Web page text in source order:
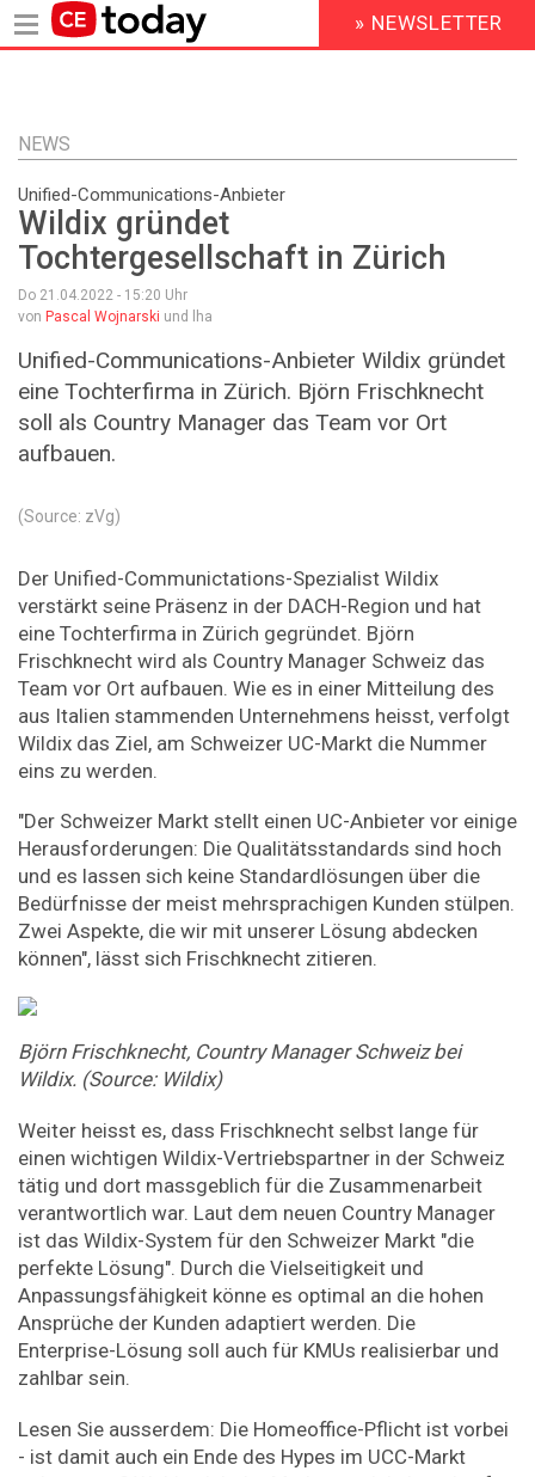
Inhalt
HEADER
MENU
» NEWSLETTER
NEWS
Unified-Communications-Anbieter
Wildix gründet
Tochtergesellschaft in Zürich
Do 21.04.2022 - 15:20 Uhr
von Pascal Wojnarski und lha
Unified-Communications-Anbieter Wildix gründet
eine Tochterfirma in Zürich. Björn Frischknecht
soll als Country Manager das Team vor Ort
aufbauen.
(Source: zVg)
Der Unified-Communictations-Spezialist Wildix
verstärkt seine Präsenz in der DACH-Region und hat
eine Tochterfirma in Zürich gegründet. Björn
Frischknecht wird als Country Manager Schweiz das
Team vor Ort aufbauen. Wie es in einer Mitteilung des
aus Italien stammenden Unternehmens heisst, verfolgt
Wildix das Ziel, am Schweizer UC-Markt die Nummer
eins zu werden.
"Der Schweizer Markt stellt einen UC-Anbieter vor einige
Herausforderungen: Die Qualitätsstandards sind hoch
und es lassen sich keine Standardlösungen über die
Bedürfnisse der meist mehrsprachigen Kunden stülpen.
Zwei Aspekte, die wir mit unserer Lösung abdecken
können", lässt sich Frischknecht zitieren.
Björn Frischknecht, Country Manager Schweiz bei
Wildix. (Source: Wildix)
Weiter heisst es, dass Frischknecht selbst lange für
einen wichtigen Wildix-Vertriebspartner in der Schweiz
tätig und dort massgeblich für die Zusammenarbeit
verantwortlich war. Laut dem neuen Country Manager
ist das Wildix-System für den Schweizer Markt "die
perfekte Lösung". Durch die Vielseitigkeit und
Anpassungsfähigkeit könne es optimal an die hohen
Ansprüche der Kunden adaptiert werden. Die
Enterprise-Lösung soll auch für KMUs realisierbar und
zahlbar sein.
Lesen Sie ausserdem: Die Homeoffice-Pflicht ist vorbei
- ist damit auch ein Ende des Hypes im UCC-Markt